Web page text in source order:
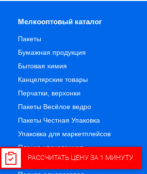
Мелкооптовый каталог
Пакеты
Бумажная продукция
Бытовая химия
Канцелярские товары
Перчатки, верхонки
Пакеты Весёлое ведро
Пакеты Честная Упаковка
Упаковка для маркетплейсов
Пленка упаковочная
Подарочная упаковка и сувениры
РАССЧИТАТЬ ЦЕНУ ЗА 1 МИНУТУ